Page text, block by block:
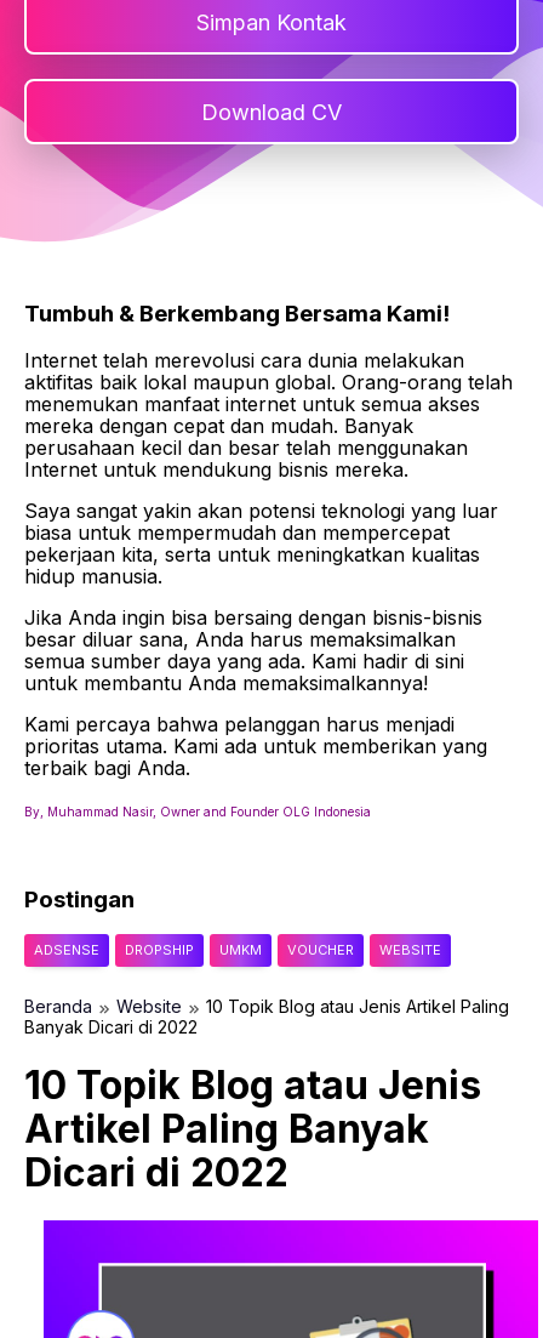
Simpan Kontak
Download CV
Tumbuh & Berkembang Bersama Kami!
Internet telah merevolusi cara dunia melakukan
aktifitas baik lokal maupun global. Orang-orang telah
menemukan manfaat internet untuk semua akses
mereka dengan cepat dan mudah. Banyak
perusahaan kecil dan besar telah menggunakan
Internet untuk mendukung bisnis mereka.
Saya sangat yakin akan potensi teknologi yang luar
biasa untuk mempermudah dan mempercepat
pekerjaan kita, serta untuk meningkatkan kualitas
hidup manusia.
Jika Anda ingin bisa bersaing dengan bisnis-bisnis
besar diluar sana, Anda harus memaksimalkan
semua sumber daya yang ada. Kami hadir di sini
untuk membantu Anda memaksimalkannya!
Kami percaya bahwa pelanggan harus menjadi
prioritas utama. Kami ada untuk memberikan yang
terbaik bagi Anda.
By, Muhammad Nasir, Owner and Founder OLG Indonesia
Postingan
ADSENSE DROPSHIP UMKM VOUCHER WEBSITE
Beranda Website
10 Topik Blog atau Jenis Artikel Paling
Banyak Dicari di 2022
10 Topik Blog atau Jenis
Artikel Paling Banyak
Dicari di 2022